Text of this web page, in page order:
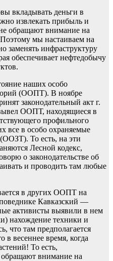
вкладывать деньги в
извлекать прибыль и
обращают внимание на
мы настаиваем на
заменять инфраструктуру
обеспечивает нефтедобычу
наших особо
(ООПТ). В ноябре
законодательный акт г.
ООПТ, находящиеся в
профильного
все в особо охраняемые
То есть, на эти
Лесной кодекс,
о законодательстве об
и проводить там любые
в других ООПТ на
Кавказский —
активисты выявили в нем
нахождение техники и
что там предполагается
в весеннее время, когда
То есть,
внимание на